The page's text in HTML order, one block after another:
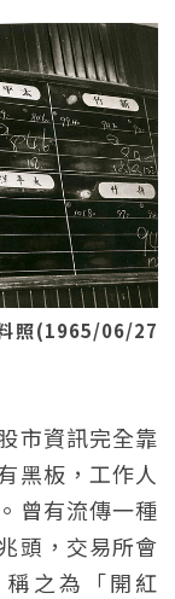
照(1965/06/27
市資訊完全靠
黑板，工作人
曾有流傳一種
頭，交易所會
之為「開紅